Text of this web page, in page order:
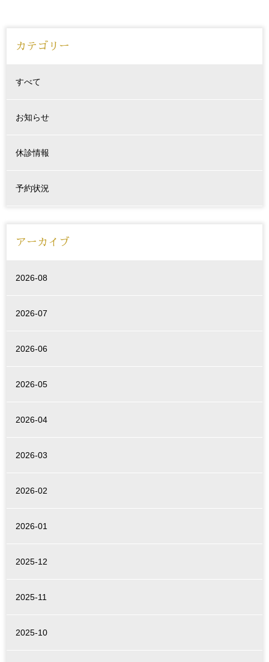
カテゴリー
すべて
お知らせ
休診情報
予約状況
アーカイブ
2026-08
2026-07
2026-06
2026-05
2026-04
2026-03
2026-02
2026-01
2025-12
2025-11
2025-10